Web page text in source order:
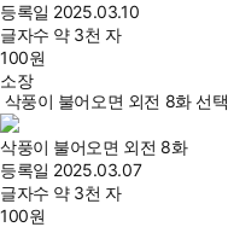
등록일 2025.03.10
글자수 약 3천 자
100원
소장
삭풍이 불어오면 외전 8화 선택
삭풍이 불어오면 외전 8화
등록일 2025.03.07
글자수 약 3천 자
100원